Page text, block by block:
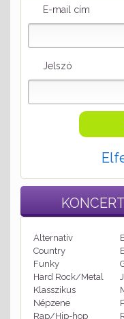
E-mail cím
Jelszó
Alternatív
Country
Funky
Hard Rock/Metal
Klasszikus
Népzene
Rap/Hip-hop